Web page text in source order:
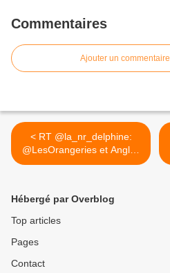
Commentaires
Ajouter un commentaire
< RT @la_nr_delphine:
@LesOrangeries et Angles
sur...
Hébergé par Overblog
Top articles
Pages
Contact